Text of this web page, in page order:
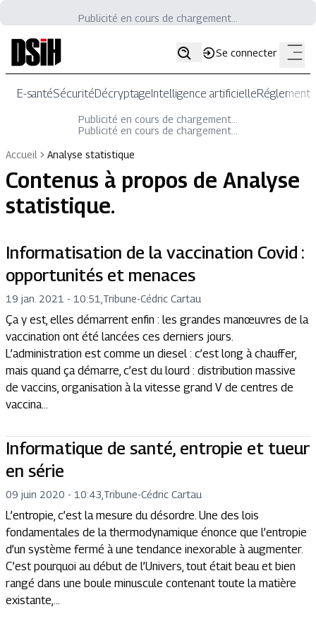
Publicité en cours de chargement...
Se connecter
E-santéSécuritéDécryptageIntelligence artificielle
Publicité en cours de chargement...
Publicité en cours de chargement...
Accueil
Analyse statistique
Contenus à propos de Analyse
statistique.
Informatisation de la vaccination Covid :
opportunités et menaces
19 jan. 2021 - 10:51 Tribune-Cédric Cartau
Ça y est, elles démarrent enfin : les grandes manœuvres de la
vaccination ont été lancées ces derniers jours.
L’administration est comme un diesel : c’est long à chauffer,
mais quand ça démarre, c’est du lourd : distribution massive
de vaccins, organisation à la vitesse grand V de centres de
vaccina...
Informatique de santé, entropie et tueur
en série
09 juin 2020 - 10:43 Tribune-Cédric Cartau
L’entropie, c’est la mesure du désordre. Une des lois
fondamentales de la thermodynamique énonce que l’entropie
d’un système fermé à une tendance inexorable à augmenter.
C’est pourquoi au début de l’Univers, tout était beau et bien
rangé dans une boule minuscule contenant toute la matière
existante,...